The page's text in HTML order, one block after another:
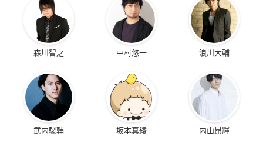
森川智之 中村悠一 浪川大輔
武内駿輔 坂本真綾 内山昂輝